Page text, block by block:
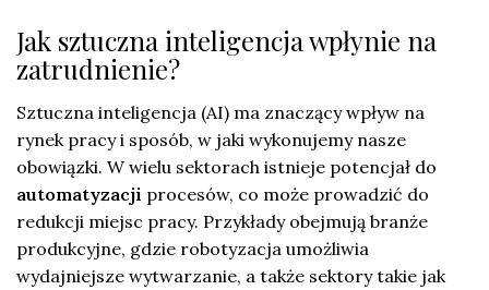
Jak sztuczna inteligencja wpłynie na
zatrudnienie?
Sztuczna inteligencja (AI) ma znaczący wpływ na
rynek pracy i sposób, w jaki wykonujemy nasze
obowiązki. W wielu sektorach istnieje potencjał do
automatyzacji procesów, co może prowadzić do
redukcji miejsc pracy. Przykłady obejmują branże
produkcyjne, gdzie robotyzacja umożliwia
wydajniejsze wytwarzanie, a także sektory takie jak